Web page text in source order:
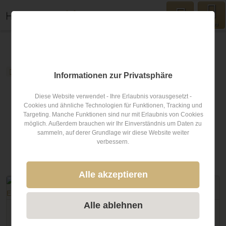
hochzeits-location.info Hochzeitsbräuche
hochzeits-location.info Blog
YOMO Blog – You Only Marry Once Für alle die nicht eine,
sondern DIE Hochzeit planen: Der Blog von hochzeits-
location.info
Hochzeitsbräuche
Hochzeitsbräuche
Informationen zur Privatsphäre
Diese Website verwendet - Ihre Erlaubnis vorausgesetzt -
Cookies und ähnliche Technologien für Funktionen, Tracking und
Targeting. Manche Funktionen sind nur mit Erlaubnis von Cookies
möglich. Außerdem brauchen wir Ihr Einverständnis um Daten zu
sammeln, auf derer Grundlage wir diese Website weiter
verbessern.
Alle akzeptieren
Alle ablehnen